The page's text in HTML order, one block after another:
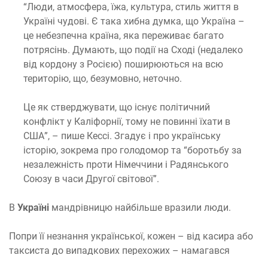
“Люди, атмосфера, їжа, культура, стиль життя в
Україні чудові. Є така хибна думка, що Україна –
це небезпечна країна, яка переживає багато
потрясінь. Думають, що події на Сході (недалеко
від кордону з Росією) поширюються на всю
територію, що, безумовно, неточно.
Це як стверджувати, що існує політичний
конфлікт у Каліфорнії, тому не повинні їхати в
США”, – пише Кессі. Згадує і про українську
історію, зокрема про голодомор та “боротьбу за
незалежність проти Німеччини і Радянського
Союзу в часи Другої світової”.
В Україні мандрівницю найбільше вразили люди.
Попри її незнання української, кожен – від касира або
таксиста до випадкових перехожих – намагався